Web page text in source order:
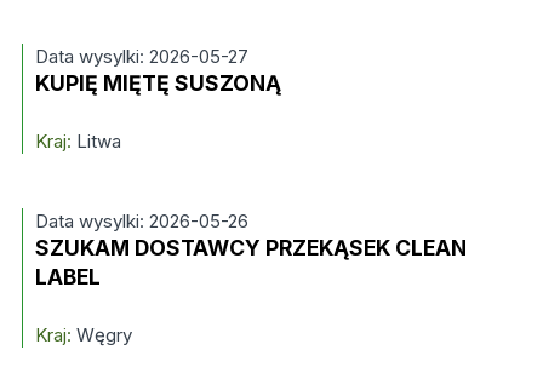
Data wysylki: 2026-05-27
KUPIĘ MIĘTĘ SUSZONĄ
Kraj: Litwa
Data wysylki: 2026-05-26
SZUKAM DOSTAWCY PRZEKĄSEK CLEAN
LABEL
Kraj: Węgry